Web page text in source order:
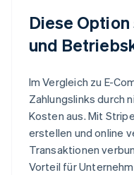
Diese
und
Im Vergleich zu E-
Zahlungslinks durch
Kosten aus. Mit
erstellen und online
Transaktionen
Vorteil für